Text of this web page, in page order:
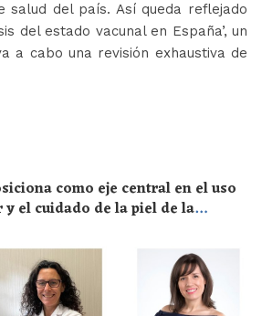
salud del país. Así queda reflejado
del estado vacunal en España’, un
a cabo una revisión exhaustiva de
como eje central en el uso
el cuidado de la piel de la